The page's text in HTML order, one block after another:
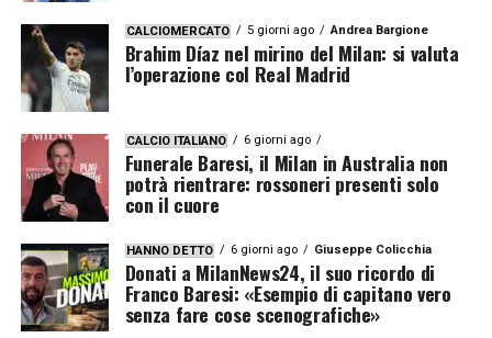
CALCIOMERCATO 5 giorni ago Andrea Bargione
Brahim Díaz nel mirino del Milan: si valuta
l’operazione col Real Madrid
CALCIO ITALIANO 6 giorni ago
Funerale Baresi, il Milan in Australia non
potrà rientrare: rossoneri presenti solo
con il cuore
HANNO DETTO 6 giorni ago Giuseppe Colicchia
Donati a MilanNews24, il suo ricordo di
Franco Baresi: «Esempio di capitano vero
senza fare cose scenografiche»